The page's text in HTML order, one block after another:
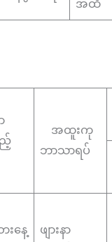
အထိ
အထူးကု
ဘာသာရပ်
းနေ့
ဖျားနာ